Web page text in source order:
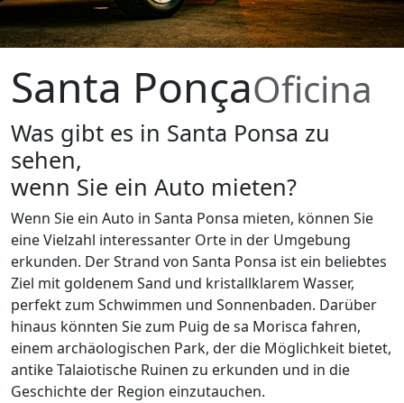
Santa PonçaOficina
Was gibt es in Santa Ponsa zu
sehen,
wenn Sie ein Auto mieten?
Wenn Sie ein Auto in Santa Ponsa mieten, können Sie
eine Vielzahl interessanter Orte in der Umgebung
erkunden. Der Strand von Santa Ponsa ist ein beliebtes
Ziel mit goldenem Sand und kristallklarem Wasser,
perfekt zum Schwimmen und Sonnenbaden. Darüber
hinaus könnten Sie zum Puig de sa Morisca fahren,
einem archäologischen Park, der die Möglichkeit bietet,
antike Talaiotische Ruinen zu erkunden und in die
Geschichte der Region einzutauchen.